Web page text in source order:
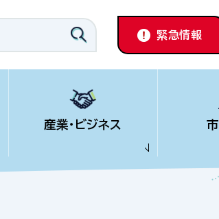
緊急情報
産業・ビジネス